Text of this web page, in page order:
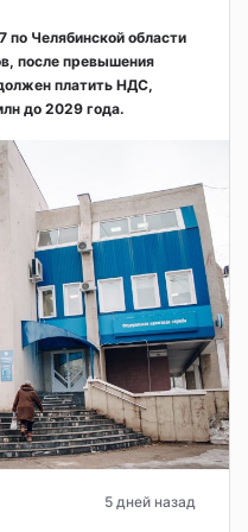
Челябинской области
после превышения
платить НДС,
до 2029 года.
5 дней назад